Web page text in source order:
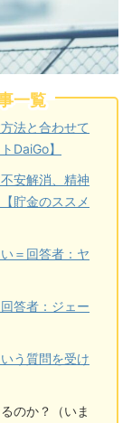
一覧
法と合わせて
DaiGo】
安解消、精神
貯金のススメ
＝回答者：ヤ
答者：ジェー
う質問を受け
のか？（いま